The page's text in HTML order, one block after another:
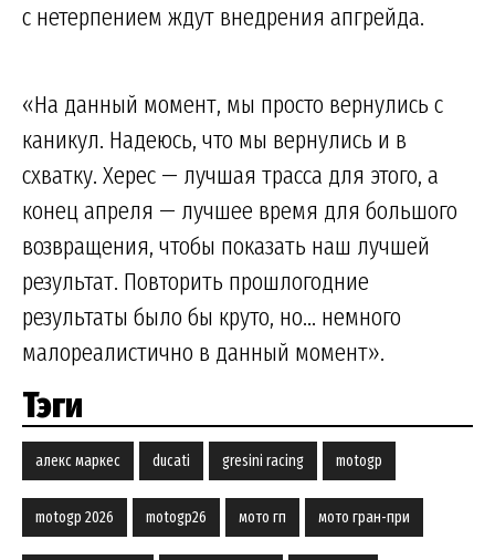
с нетерпением ждут внедрения апгрейда.
«На данный момент, мы просто вернулись с
каникул. Надеюсь, что мы вернулись и в
схватку. Херес — лучшая трасса для этого, а
конец апреля — лучшее время для большого
возвращения, чтобы показать наш лучшей
результат. Повторить прошлогодние
результаты было бы круто, но... немного
малореалистично в данный момент».
Тэги
алекс маркес ducati gresini racing motogp
motogp 2026 motogp26 мото гп мото гран-при